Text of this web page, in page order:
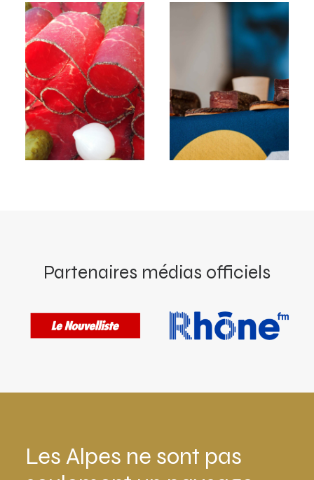
Partenaires médias officiels
Les Alpes ne sont pas